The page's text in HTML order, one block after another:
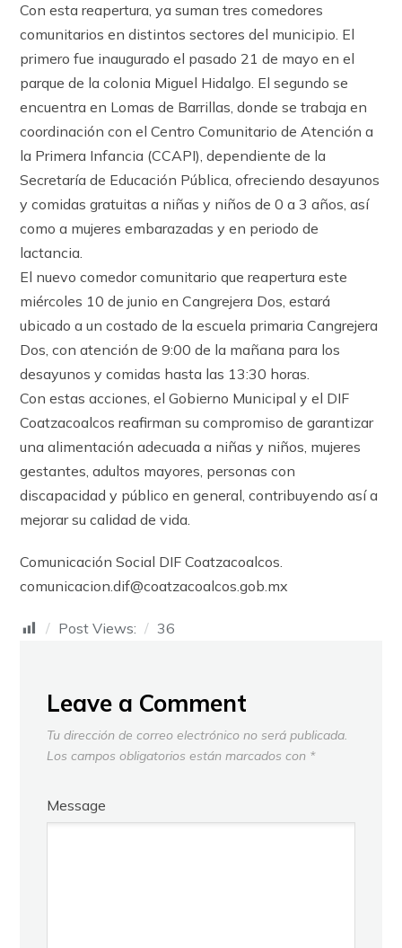
Con esta reapertura, ya suman tres comedores
comunitarios en distintos sectores del municipio. El
primero fue inaugurado el pasado 21 de mayo en el
parque de la colonia Miguel Hidalgo. El segundo se
encuentra en Lomas de Barrillas, donde se trabaja en
coordinación con el Centro Comunitario de Atención a
la Primera Infancia (CCAPI), dependiente de la
Secretaría de Educación Pública, ofreciendo desayunos
y comidas gratuitas a niñas y niños de 0 a 3 años, así
como a mujeres embarazadas y en periodo de
lactancia.
El nuevo comedor comunitario que reapertura este
miércoles 10 de junio en Cangrejera Dos, estará
ubicado a un costado de la escuela primaria Cangrejera
Dos, con atención de 9:00 de la mañana para los
desayunos y comidas hasta las 13:30 horas.
Con estas acciones, el Gobierno Municipal y el DIF
Coatzacoalcos reafirman su compromiso de garantizar
una alimentación adecuada a niñas y niños, mujeres
gestantes, adultos mayores, personas con
discapacidad y público en general, contribuyendo así a
mejorar su calidad de vida.
Comunicación Social DIF Coatzacoalcos.
comunicacion.dif@coatzacoalcos.gob.mx
Post Views: 36
Leave a Comment
Tu dirección de correo electrónico no será publicada.
Los campos obligatorios están marcados con *
Message